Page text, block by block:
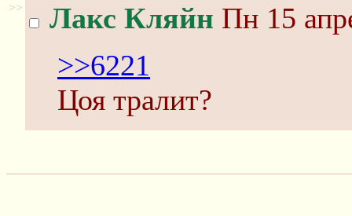
>> Лакс Кляйн Пн 15
>>6221
Цоя тралит?